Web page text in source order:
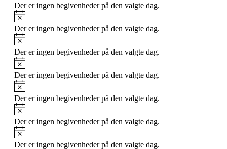
Der er ingen begivenheder på den valgte dag.
Notice
Der er ingen begivenheder på den valgte dag.
Notice
Der er ingen begivenheder på den valgte dag.
Notice
Der er ingen begivenheder på den valgte dag.
Notice
Der er ingen begivenheder på den valgte dag.
Notice
Der er ingen begivenheder på den valgte dag.
Notice
Der er ingen begivenheder på den valgte dag.